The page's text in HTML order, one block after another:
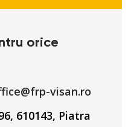
orice
visan.ro
610143, Piatra